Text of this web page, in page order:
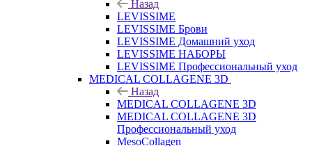
Назад
LEVISSIME
LEVISSIME Брови
LEVISSIME Домашний уход
LEVISSIME НАБОРЫ
LEVISSIME Профессиональный уход
MEDICAL COLLAGENE 3D
Назад
MEDICAL COLLAGENE 3D
MEDICAL COLLAGENE 3D
Профессиональный уход
MesoCollagen